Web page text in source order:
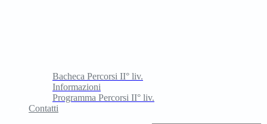
Bacheca Percorsi II° liv.
Informazioni
Programma Percorsi II° liv.
Contatti